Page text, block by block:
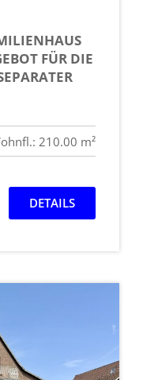
FÜR DIE
210.00 m²
DETAILS